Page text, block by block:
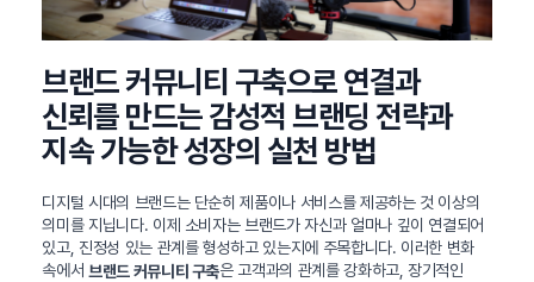
브랜드 커뮤니티 구축으로 연결과
신뢰를 만드는 감성적 브랜딩 전략과
지속 가능한 성장의 실천 방법
디지털 시대의 브랜드는 단순히 제품이나 서비스를 제공하는 것 이상의
의미를 지닙니다. 이제 소비자는 브랜드가 자신과 얼마나 깊이 연결되어
있고, 진정성 있는 관계를 형성하고 있는지에 주목합니다. 이러한 변화
속에서 브랜드 커뮤니티 구축은 고객과의 관계를 강화하고, 장기적인